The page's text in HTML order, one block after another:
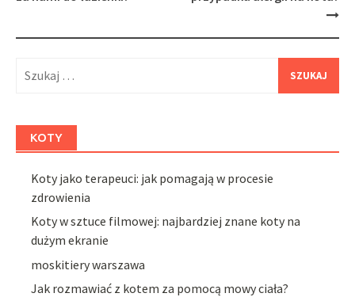
KOTY
Koty jako terapeuci: jak pomagają w procesie
zdrowienia
Koty w sztuce filmowej: najbardziej znane koty na
dużym ekranie
moskitiery warszawa
Jak rozmawiać z kotem za pomocą mowy ciała?